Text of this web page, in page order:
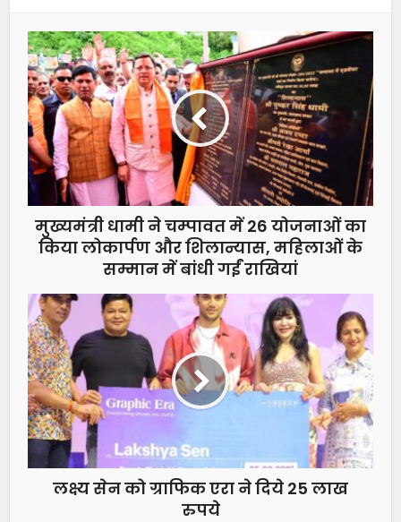
मुख्यमंत्री धामी ने चम्पावत में 26 योजनाओं का
किया लोकार्पण और शिलान्यास, महिलाओं के
सम्मान में बांधी गईं राखियां
लक्ष्य सेन को ग्राफिक एरा ने दिये 25 लाख
रुपये